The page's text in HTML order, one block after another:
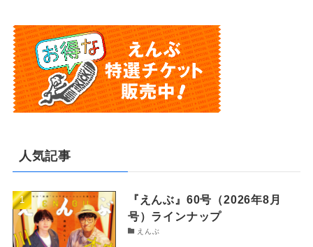
人気記事
『えんぶ』60号（2026年8月
号）ラインナップ
えんぶ